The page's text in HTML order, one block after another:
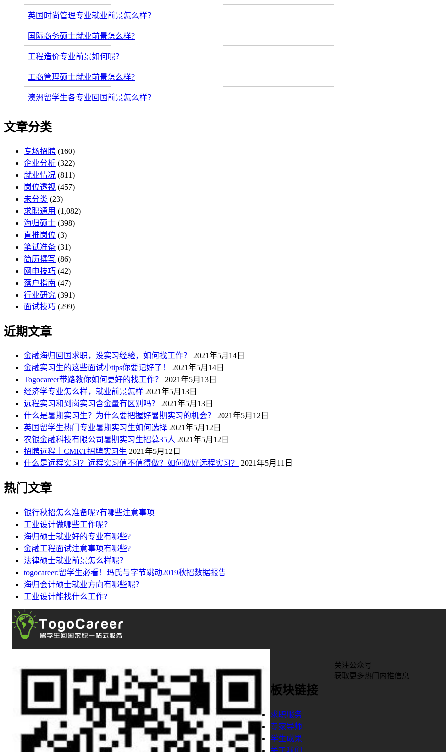
英国时尚管理专业就业前景怎么样？
国际商务硕士就业前景怎么样?
工程造价专业前景如何呢？
工商管理硕士就业前景怎么样?
澳洲留学生各专业回国前景怎么样？
文章分类
专场招聘 (160)
企业分析 (322)
就业情况 (811)
岗位透视 (457)
未分类 (23)
求职通用 (1,082)
海归硕士 (398)
直推岗位 (3)
笔试准备 (31)
简历撰写 (86)
网申技巧 (42)
落户指南 (47)
行业研究 (391)
面试技巧 (299)
近期文章
金融海归回国求职，没实习经验，如何找工作？
2021年5月14日
金融实习生的这些面试小tips你要记好了！
2021年5月14日
Togocareer带路教你如何更好的找工作？
2021年5月13日
经济学专业怎么样，就业前景怎样 2021年5月13日
远程实习和到岗实习含金量有区别吗？
2021年5月13日
什么是暑期实习生？为什么要把握好暑期实习的机会？
2021年5月12日
英国留学生热门专业暑期实习生如何选择 2021年5月12日
农银金融科技有限公司暑期实习生招募35人 2021年5月12日
招聘远程｜CMKT招聘实习生 2021年5月12日
什么是远程实习？远程实习值不值得做？如何做好远程实习？
2021年5月11日
热门文章
银行秋招怎么准备呢?有哪些注意事项
工业设计做哪些工作呢？
海归硕士就业好的专业有哪些?
金融工程面试注意事项有哪些?
法律硕士就业前景怎么样呢？
togocareer:留学生必看！玛氏与字节跳动2019秋招数据报告
海归会计硕士就业方向有哪些呢？
工业设计能找什么工作?
关注公众号
获取更多热门内推信息
板块链接
求职服务
专家导师
学生成果